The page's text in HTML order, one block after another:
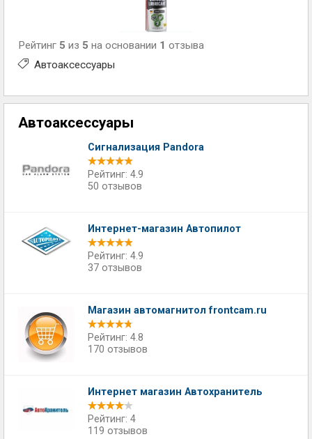
Рейтинг 5 из 5 на основании 1 отзыва
Автоаксессуары
Автоаксессуары
Сигнализация Pandora
Рейтинг: 4.9
50 отзывов
Интернет-магазин Автопилот
Рейтинг: 4.9
37 отзывов
Магазин автомагнитол frontcam.ru
Рейтинг: 4.8
170 отзывов
Интернет магазин Автохранитель
Рейтинг: 4
119 отзывов